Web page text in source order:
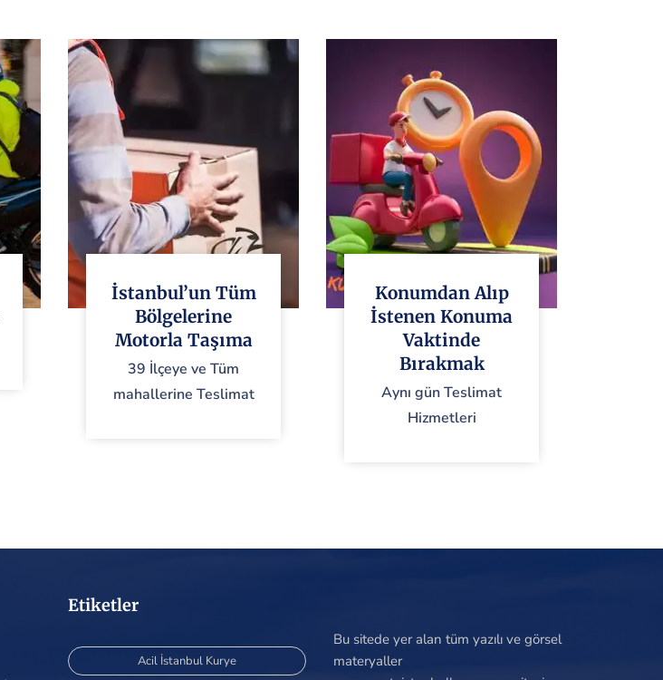
İstanbul’un Tüm
Bölgelerine
Motorla Taşıma
39 İlçeye ve Tüm
mahallerine Teslimat
Konumdan Alıp
İstenen Konuma
Vaktinde
Bırakmak
Aynı gün Teslimat
Hizmetleri
Etiketler
Acil İstanbul Kurye
materyaller
www.motoistanbulkurye.com sitesine